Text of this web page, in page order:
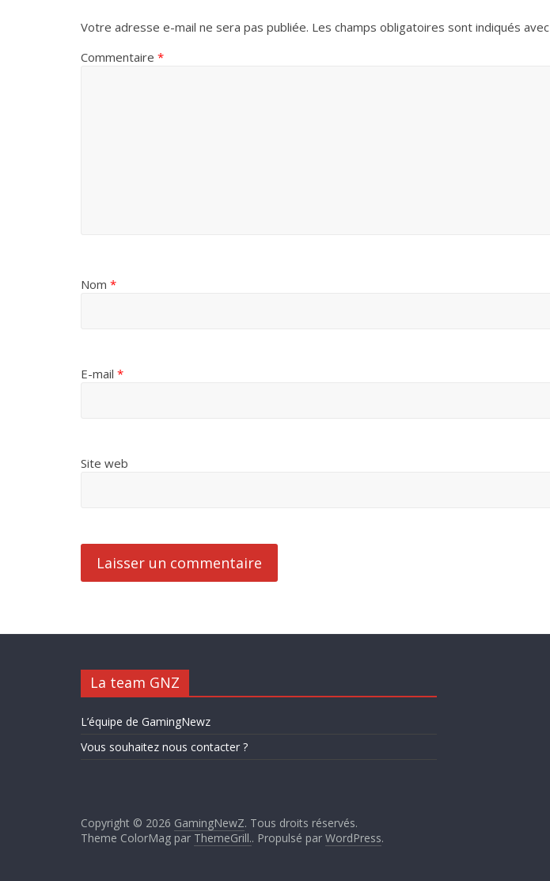
Votre adresse e-mail ne sera pas publiée. Les champs obligatoires sont indiqués avec
Commentaire *
Nom *
E-mail *
Site web
La team GNZ
L’équipe de GamingNewz
Vous souhaitez nous contacter ?
Copyright © 2026 GamingNewZ. Tous droits réservés.
Theme ColorMag par ThemeGrill.. Propulsé par WordPress.